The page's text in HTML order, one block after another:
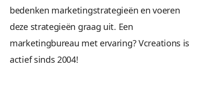
bedenken marketingstrategieën en voeren
deze strategieën graag uit. Een
marketingbureau met ervaring? Vcreations is
actief sinds 2004!